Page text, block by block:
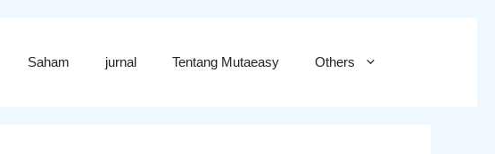
Saham jurnal Tentang Mutaeasy Others